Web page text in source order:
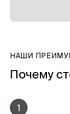
НАШИ
Почему
1